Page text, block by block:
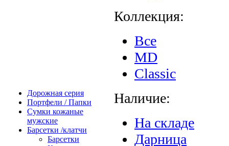
Дорожная серия
Портфели / Папки
Сумки кожаные
мужские
Барсетки /клатчи
Барсетки
Коллекция:
Все
MD
Сlassic
Наличие:
На складе
Дарница